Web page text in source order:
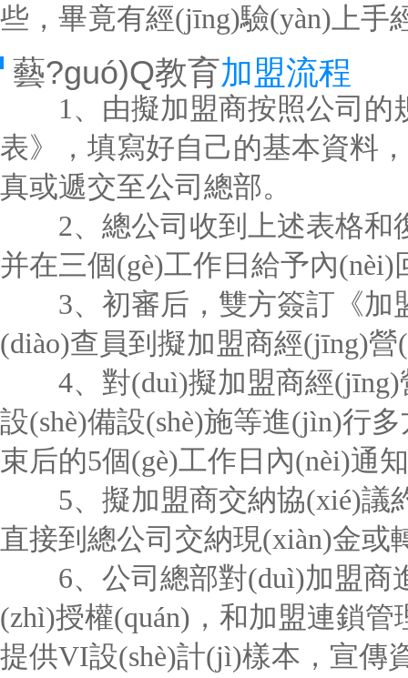
些，畢竟有經(jīng)驗(yàn)上手
藝?guó)Q教育加盟流程
1、由擬加盟商按照公司的
表》，填寫好自己的基本資料
真或遞交至公司總部。
2、總公司收到上述表格和
并在三個(gè)工作日給予內(nèi)
3、初審后，雙方簽訂《加
(diào)查員到擬加盟商經(jīng)
4、對(duì)擬加盟商經(jīng)
設(shè)備設(shè)施等進(jìn)行
束后的5個(gè)工作日內(nèi)通
5、擬加盟商交納協(xié)議
直接到總公司交納現(xiàn)金或
6、公司總部對(duì)加盟商
(zhì)授權(quán)，和加盟連鎖
提供VI設(shè)計(jì)樣本，宣傳